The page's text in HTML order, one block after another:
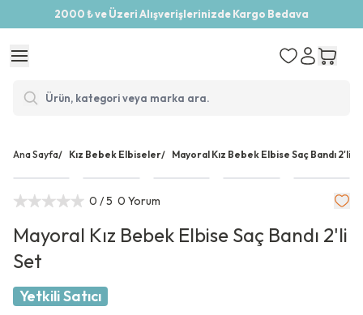
2000 ₺ ve Üzeri Alışverişlerinizde Kargo Bedava
Ana Sayfa/ Kız Bebek Elbiseler/ Mayoral Kız Bebek Elbise Saç Bandı 2'li
0 / 5 0 Yorum
Mayoral Kız Bebek Elbise Saç Bandı 2'li
Set
Yetkili Satıcı